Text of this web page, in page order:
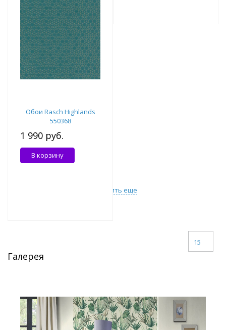
Обои Rasch Highlands
550368
1 990 руб.
В корзину
Загрузить еще
15
Галерея